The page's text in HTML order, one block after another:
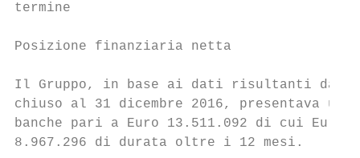
termine
Posizione finanziaria netta
Il Gruppo, in base ai dati risultanti dal
chiuso al 31 dicembre 2016, presentava
banche pari a Euro 13.511.092 di cui Euro
8.967.296 di durata oltre i 12 mesi.